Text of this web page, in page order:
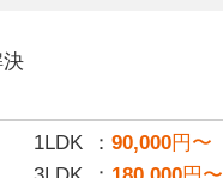
1LDK 90,000円〜